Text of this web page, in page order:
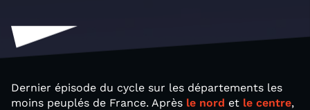
Dernier épisode du cycle sur les départements les
moins peuplés de France. Après le nord et le centre,